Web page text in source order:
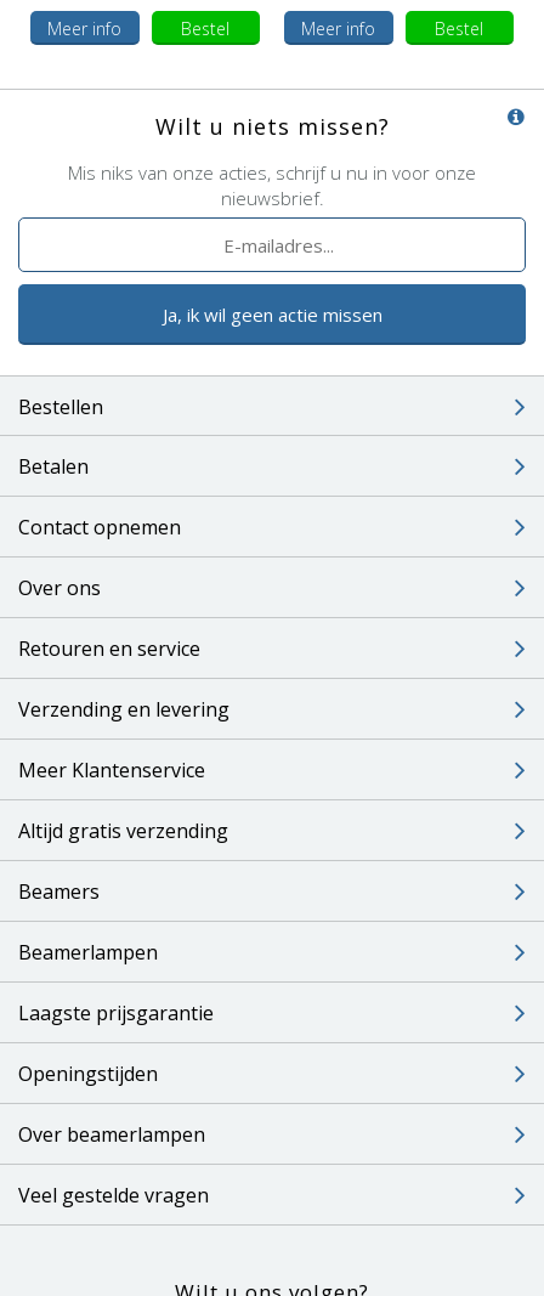
Meer info
Bestel
Meer info
Bestel
Wilt u niets missen?
Mis niks van onze acties, schrijf u nu in voor onze
nieuwsbrief.
Ja, ik wil geen actie missen
Bestellen
Betalen
Contact opnemen
Over ons
Retouren en service
Verzending en levering
Meer Klantenservice
Altijd gratis verzending
Beamers
Beamerlampen
Laagste prijsgarantie
Openingstijden
Over beamerlampen
Veel gestelde vragen